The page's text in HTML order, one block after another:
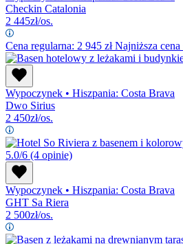
Checkin Catalonia
2 445zł/os.
Cena regularna: 2 945 złNajniższa
Wypoczynek • Hiszpania: Costa Brava
Dwo Sirius
2 450zł/os.
5.0/6 (4 opinie)
Wypoczynek • Hiszpania: Costa Brava
GHT Sa Riera
2 500zł/os.